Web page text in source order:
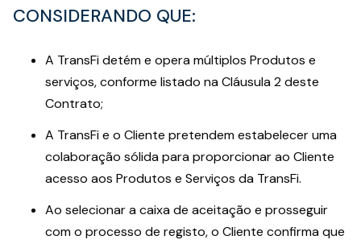
CONSIDERANDO QUE:
A TransFi detém e opera múltiplos Produtos e
serviços, conforme listado na Cláusula 2 deste
Contrato;
A TransFi e o Cliente pretendem estabelecer uma
colaboração sólida para proporcionar ao Cliente
acesso aos Produtos e Serviços da TransFi.
Ao selecionar a caixa de aceitação e prosseguir
com o processo de registo, o Cliente confirma que